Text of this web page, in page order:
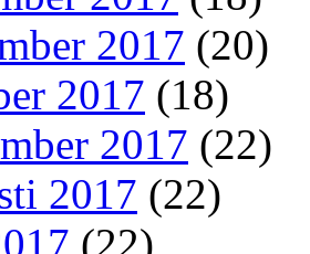
2017 (20)
2017 (18)
2017 (22)
2017 (22)
(22)